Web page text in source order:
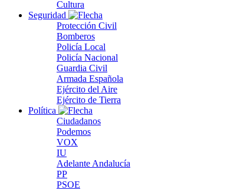
Cultura
Seguridad
Protección Civil
Bomberos
Policía Local
Policía Nacional
Guardia Civil
Armada Española
Ejército del Aire
Ejército de Tierra
Política
Ciudadanos
Podemos
VOX
IU
Adelante Andalucía
PP
PSOE